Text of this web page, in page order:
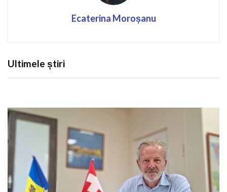
Ecaterina Moroșanu
Ultimele știri